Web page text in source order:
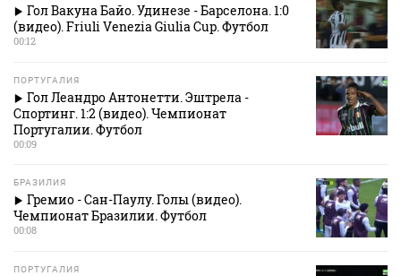
Гол Вакуна Байо. Удинезе - Барселона. 1:0
(видео). Friuli Venezia Giulia Cup. Футбол
00:12
ПОРТУГАЛИЯ
Гол Леандро Антонетти. Эштрела -
Спортинг. 1:2 (видео). Чемпионат
Португалии. Футбол
00:09
БРАЗИЛИЯ
Гремио - Сан-Паулу. Голы (видео).
Чемпионат Бразилии. Футбол
00:08
ПОРТУГАЛИЯ